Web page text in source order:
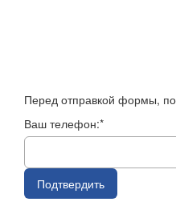
Перед отправкой формы,
Ваш телефон:*
Подтвердить